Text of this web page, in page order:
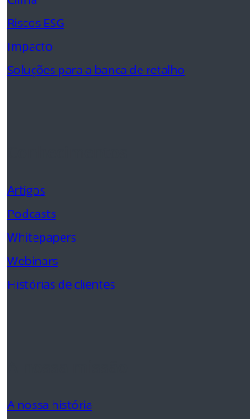
Riscos ESG
Impacto
Soluções para a banca de retalho
Artigos
Podcasts
Whitepapers
Webinars
Histórias de clientes
A nossa história